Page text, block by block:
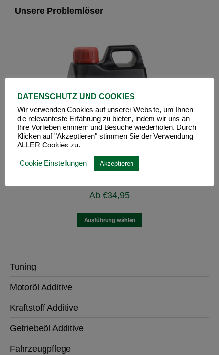
Unsere Problemlöser
Ab €34,95
Ausführung wählen
Tuning
Motoröl Additive
Kraftstoff Additive
Getriebeöl Additive
Fahrzeugpflege
DATENSCHUTZ UND COOKIES
Wir verwenden Cookies auf unserer Website, um Ihnen
die relevanteste Erfahrung zu bieten, indem wir uns an
Ihre Vorlieben erinnern und Besuche wiederholen. Durch
Klicken auf "Akzeptieren" stimmen Sie der Verwendung
ALLER Cookies zu.
Cookie Einstellungen Akzeptieren